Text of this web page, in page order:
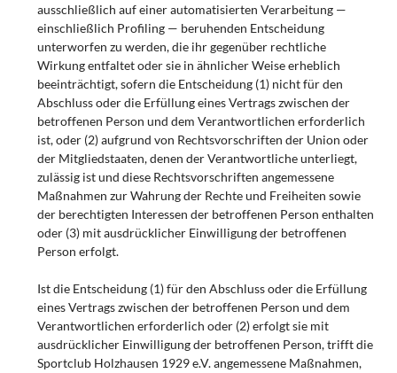
ausschließlich auf einer automatisierten Verarbeitung —
einschließlich Profiling — beruhenden Entscheidung
unterworfen zu werden, die ihr gegenüber rechtliche
Wirkung entfaltet oder sie in ähnlicher Weise erheblich
beeinträchtigt, sofern die Entscheidung (1) nicht für den
Abschluss oder die Erfüllung eines Vertrags zwischen der
betroffenen Person und dem Verantwortlichen erforderlich
ist, oder (2) aufgrund von Rechtsvorschriften der Union oder
der Mitgliedstaaten, denen der Verantwortliche unterliegt,
zulässig ist und diese Rechtsvorschriften angemessene
Maßnahmen zur Wahrung der Rechte und Freiheiten sowie
der berechtigten Interessen der betroffenen Person enthalten
oder (3) mit ausdrücklicher Einwilligung der betroffenen
Person erfolgt.
Ist die Entscheidung (1) für den Abschluss oder die Erfüllung
eines Vertrags zwischen der betroffenen Person und dem
Verantwortlichen erforderlich oder (2) erfolgt sie mit
ausdrücklicher Einwilligung der betroffenen Person, trifft die
Sportclub Holzhausen 1929 e.V. angemessene Maßnahmen,